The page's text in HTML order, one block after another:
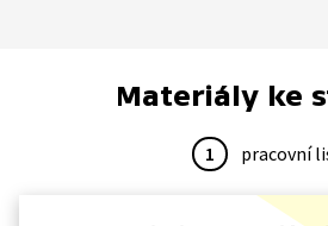
Materiály ke
1 pracovní